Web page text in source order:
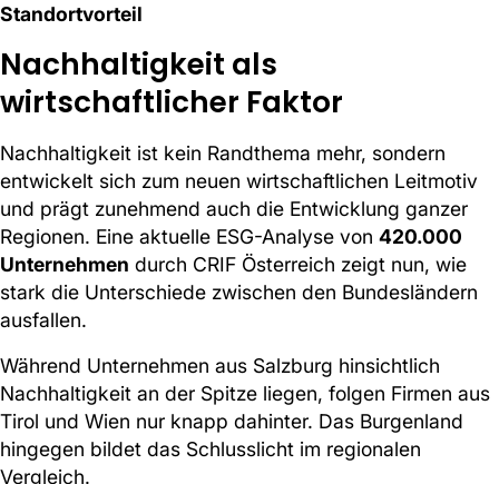
Standortvorteil
Nachhaltigkeit als
wirtschaftlicher Faktor
Nachhaltigkeit ist kein Randthema mehr, sondern
entwickelt sich zum neuen wirtschaftlichen Leitmotiv
und prägt zunehmend auch die Entwicklung ganzer
Regionen. Eine aktuelle ESG-Analyse von 420.000
Unternehmen durch CRIF Österreich zeigt nun, wie
stark die Unterschiede zwischen den Bundesländern
ausfallen.
Während Unternehmen aus Salzburg hinsichtlich
Nachhaltigkeit an der Spitze liegen, folgen Firmen aus
Tirol und Wien nur knapp dahinter. Das Burgenland
hingegen bildet das Schlusslicht im regionalen
Vergleich.